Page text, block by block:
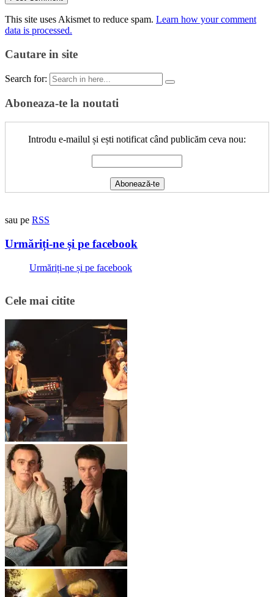
This site uses Akismet to reduce spam. Learn how your comment
data is processed.
Cautare in site
Search for:
Aboneaza-te la noutati
Introdu e-mailul și ești notificat când publicăm ceva nou:
sau pe RSS
Urmăriți-ne și pe facebook
Urmăriți-ne și pe facebook
Cele mai citite